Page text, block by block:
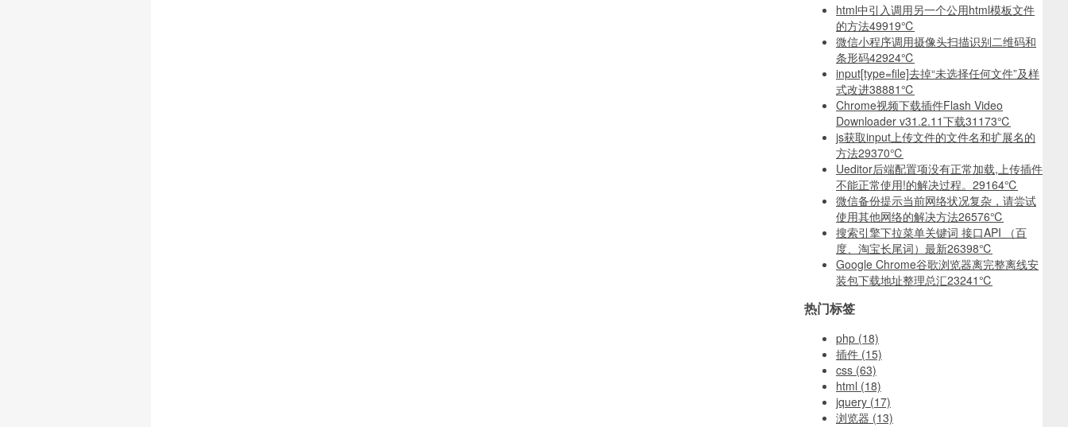
html中引入调用另一个公用html模板文件
的方法49919℃
微信小程序调用摄像头扫描识别二维码和
条形码42924℃
input[type=file]去掉“未选择任何文件”及样
式改进38881℃
Chrome视频下载插件Flash Video
Downloader v31.2.11下载31173℃
js获取input上传文件的文件名和扩展名的
方法29370℃
Ueditor后端配置项没有正常加载,上传插件
不能正常使用!的解决过程。 29164℃
微信备份提示当前网络状况复杂，请尝试
使用其他网络的解决方法26576℃
搜索引擎下拉菜单关键词 接口API （百
度、淘宝长尾词）最新26398℃
Google Chrome谷歌浏览器离完整离线安
装包下载地址整理总汇23241℃
热门标签
php (18)
插件 (15)
css (63)
html (18)
jquery (17)
浏览器 (13)